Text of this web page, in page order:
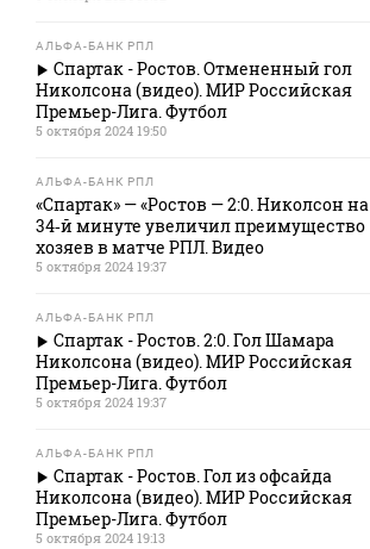
АЛЬФА-БАНК РПЛ
Спартак - Ростов. Отмененный гол
Николсона (видео). МИР Российская
Премьер-Лига. Футбол
5 октября 2024 19:50
АЛЬФА-БАНК РПЛ
«Спартак» — «Ростов — 2:0. Николсон на
34‑й минуте увеличил преимущество
хозяев в матче РПЛ. Видео
5 октября 2024 19:37
АЛЬФА-БАНК РПЛ
Спартак - Ростов. 2:0. Гол Шамара
Николсона (видео). МИР Российская
Премьер-Лига. Футбол
5 октября 2024 19:37
АЛЬФА-БАНК РПЛ
Спартак - Ростов. Гол из офсайда
Николсона (видео). МИР Российская
Премьер-Лига. Футбол
5 октября 2024 19:13